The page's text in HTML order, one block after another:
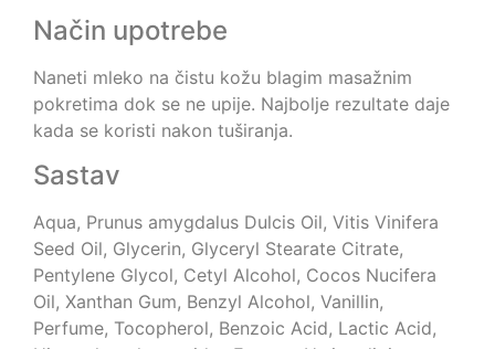
Način upotrebe
Naneti mleko na čistu kožu blagim masažnim
pokretima dok se ne upije. Najbolje rezultate daje
kada se koristi nakon tuširanja.
Sastav
Aqua, Prunus amygdalus Dulcis Oil, Vitis Vinifera
Seed Oil, Glycerin, Glyceryl Stearate Citrate,
Pentylene Glycol, Cetyl Alcohol, Cocos Nucifera
Oil, Xanthan Gum, Benzyl Alcohol, Vanillin,
Perfume, Tocopherol, Benzoic Acid, Lactic Acid,